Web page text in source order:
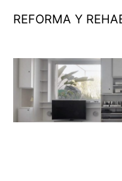
REFORMA Y